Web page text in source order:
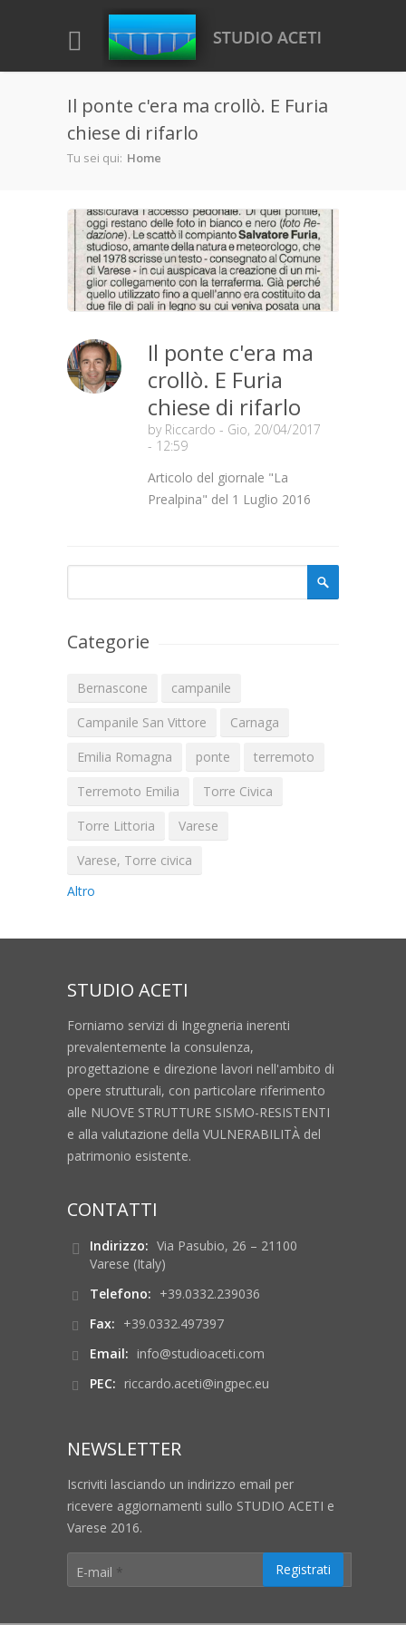
Salta al contenuto principale
Il ponte c'era ma crollò. E Furia
chiese di rifarlo
Tu sei qui: Home
Il ponte c'era ma
crollò. E Furia
chiese di rifarlo
by Riccardo - Gio, 20/04/2017
- 12:59
Articolo del giornale "La
Prealpina" del 1 Luglio 2016
Cerca
Categorie
Bernascone
campanile
Campanile San Vittore
Carnaga
Emilia Romagna
ponte
terremoto
Terremoto Emilia
Torre Civica
Torre Littoria
Varese
Varese, Torre civica
Altro
STUDIO ACETI
Forniamo servizi di Ingegneria inerenti
prevalentemente la consulenza,
progettazione e direzione lavori nell'ambito di
opere strutturali, con particolare riferimento
alle NUOVE STRUTTURE SISMO-RESISTENTI
e alla valutazione della VULNERABILITÀ del
patrimonio esistente.
CONTATTI
Indirizzo: Via Pasubio, 26 – 21100
Varese (Italy)
Telefono: +39.0332.239036
Fax: +39.0332.497397
Email: info@studioaceti.com
PEC: riccardo.aceti@ingpec.eu
NEWSLETTER
Iscriviti lasciando un indirizzo email per
ricevere aggiornamenti sullo STUDIO ACETI e
Varese 2016.
E-mail *